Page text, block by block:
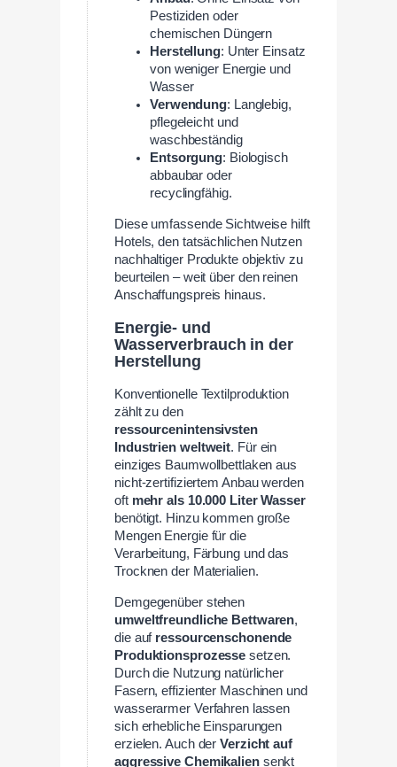
Pestiziden oder
chemischen Düngern
Herstellung: Unter Einsatz
von weniger Energie und
Wasser
Verwendung: Langlebig,
pflegeleicht und
waschbeständig
Entsorgung: Biologisch
abbaubar oder
recyclingfähig.
Diese umfassende Sichtweise hilft
Hotels, den tatsächlichen Nutzen
nachhaltiger Produkte objektiv zu
beurteilen – weit über den reinen
Anschaffungspreis hinaus.
Energie- und
Wasserverbrauch in der
Herstellung
Konventionelle Textilproduktion
zählt zu den
ressourcenintensivsten
Industrien weltweit. Für ein
einziges Baumwollbettlaken aus
nicht-zertifiziertem Anbau werden
oft mehr als 10.000 Liter Wasser
benötigt. Hinzu kommen große
Mengen Energie für die
Verarbeitung, Färbung und das
Trocknen der Materialien.
Demgegenüber stehen
umweltfreundliche Bettwaren,
die auf ressourcenschonende
Produktionsprozesse setzen.
Durch die Nutzung natürlicher
Fasern, effizienter Maschinen und
wasserarmer Verfahren lassen
sich erhebliche Einsparungen
erzielen. Auch derVerzicht auf
aggressive Chemikaliensenkt